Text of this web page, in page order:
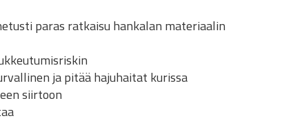
paras ratkaisu hankalan materiaalin
ja pitää hajuhaitat kurissa
siirtoon